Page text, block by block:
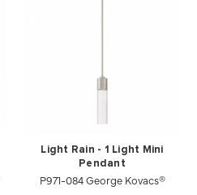
Light Rain - 1 Light Mini
Pendant
P971-084 George Kovacs®